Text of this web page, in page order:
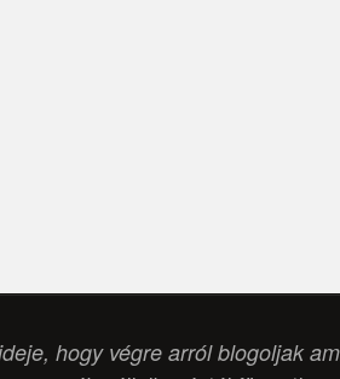
hogy végre arról blogoljak